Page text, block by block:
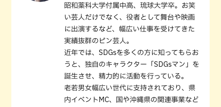
昭和薬科大学付属中高、琉球大学卒。お笑
い芸人だけでなく、役者として舞台や映画
に出演するなど、幅広い仕事を受けてきた
実績抜群のピン芸人。
近年では、SDGsを多くの方に知ってもらお
うと、独自のキャラクター「SDGsマン」を
誕生させ、精力的に活動を行っている。
老若男女幅広い世代に支持されており、県
内イベントMC、国や沖縄県の関連事業など